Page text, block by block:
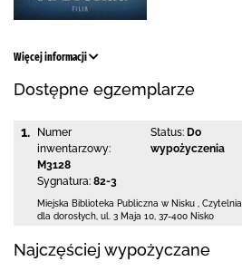
Więcej informacji
Dostępne egzemplarze
1.
Numer
inwentarzowy:
M3128
Sygnatura: 82-3
Status: Do
wypożyczenia
Miejska Biblioteka Publiczna w Nisku
Czytelnia
dla dorosłych, ul. 3 Maja 10 37-400 Nisko
Najczęściej wypożyczane